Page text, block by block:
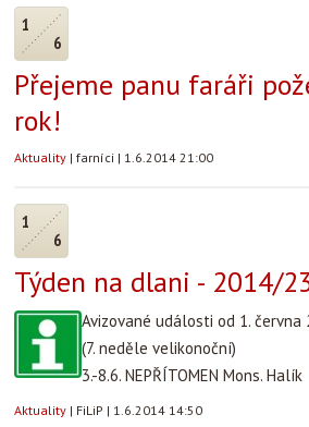
1
6
Přejeme panu faráři
rok!
Aktuality | farníci | 1.6.2014 21:00
1
6
Týden na dlani - 2014/
Avizované události od 1. června
(7. neděle velikonoční)
3.-8.6. NEPŘÍTOMEN Mons. Halík
Aktuality | FiLiP | 1.6.2014 14:50